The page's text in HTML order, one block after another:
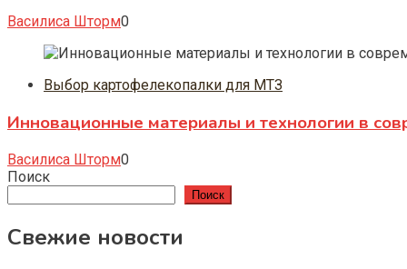
Василиса Шторм0
Выбор картофелекопалки для МТЗ
Инновационные материалы и технологии в
Василиса Шторм0
Поиск
Поиск
Свежие новости